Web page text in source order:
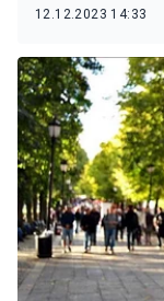
12.12.2023 14:33